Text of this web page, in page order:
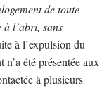
de toute
l’abri, sans
à l’expulsion du
n’a été présentée aux
à plusieurs